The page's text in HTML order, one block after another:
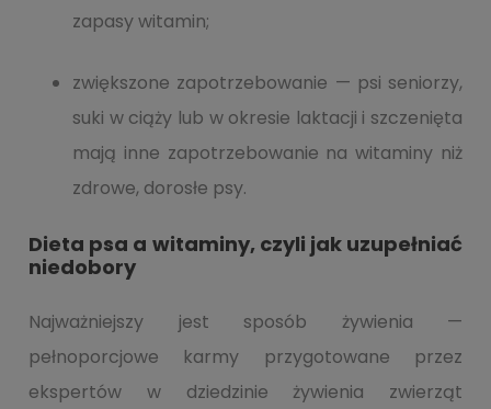
zapasy witamin;
zwiększone zapotrzebowanie — psi seniorzy,
suki w ciąży lub w okresie laktacji i szczenięta
mają inne zapotrzebowanie na witaminy niż
zdrowe, dorosłe psy.
Dieta psa a witaminy, czyli jak uzupełniać
niedobory
Najważniejszy jest sposób żywienia —
pełnoporcjowe karmy przygotowane przez
ekspertów w dziedzinie żywienia zwierząt